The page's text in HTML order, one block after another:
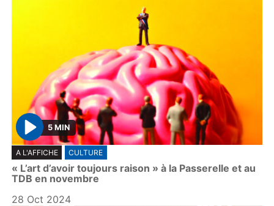
P
l
a
y
5 MIN
A L'AFFICHE CULTURE
« L’art d’avoir toujours raison » à la Passerelle et au
TDB en novembre
28 Oct 2024